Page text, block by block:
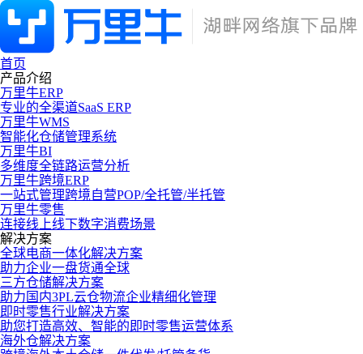
首页
产品介绍
万里牛ERP
专业的全渠道SaaS ERP
万里牛WMS
智能化仓储管理系统
万里牛BI
多维度全链路运营分析
万里牛跨境ERP
一站式管理跨境自营POP/全托管/半托管
万里牛零售
连接线上线下数字消费场景
解决方案
全球电商一体化解决方案
助力企业一盘货通全球
三方仓储解决方案
助力国内3PL云仓物流企业精细化管理
即时零售行业解决方案
助您打造高效、智能的即时零售运营体系
海外仓解决方案